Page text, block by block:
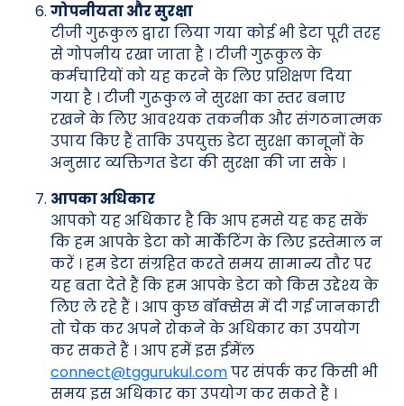
गोपनीयता और सुरक्षा
टीजी गुरूकुल द्वारा लिया गया कोई भी डेटा पूरी तरह
से गोपनीय रखा जाता है । टीजी गुरूकुल के
कर्मचारियों को यह करने के लिए प्रशिक्षण दिया
गया है । टीजी गुरूकुल ने सुरक्षा का स्तर बनाए
रखने के लिए आवश्यक तकनीक और संगठनात्मक
उपाय किए हैं ताकि उपयुक्त डेटा सुरक्षा कानूनों के
अनुसार व्यक्तिगत डेटा की सुरक्षा की जा सके ।
आपका अधिकार
आपको यह अधिकार है कि आप हमसे यह कह सकें
कि हम आपके डेटा को मार्केटिंग के लिए इस्तेमाल न
करें । हम डेटा संग्रहित करते समय सामान्य तौर पर
यह बता देते हैं कि हम आपके डेटा को किस उद्देश्य के
लिए ले रहे हैं । आप कुछ बॉक्सेस में दी गई जानकारी
तो चेक कर अपने रोकने के अधिकार का उपयोग
कर सकते हैं । आप हमें इस ईमेंल
connect@tggurukul.comपर संपर्क कर किसी भी
समय इस अधिकार का उपयोग कर सकते हैं ।